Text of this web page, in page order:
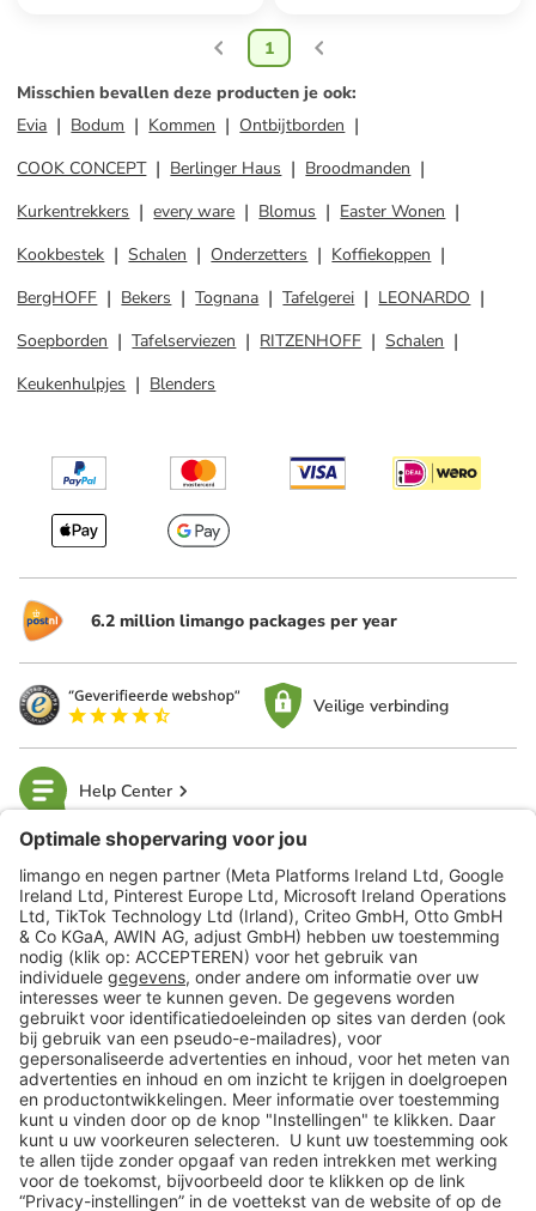
1
Misschien bevallen deze producten je ook:
Evia
Bodum Kommen
Ontbijtborden
COOK CONCEPT
Berlinger Haus
Broodmanden
Kurkentrekkers
every ware Blomus
Easter Wonen
Kookbestek
Schalen Onderzetters
Koffiekoppen
BergHOFF
Bekers Tognana Tafelgerei
LEONARDO
Soepborden
Tafelserviezen RITZENHOFF
Schalen
Keukenhulpjes
Blenders
6.2 million limango packages per year
Veilige verbinding
Help Center
limango
Veilig winkelen
Klantenservice
Shop
Acties